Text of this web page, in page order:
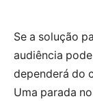
Se a solução
audiência
dependerá do
Uma parada